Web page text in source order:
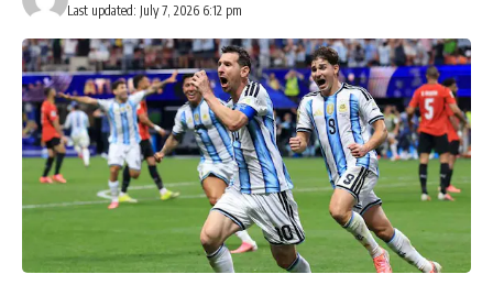
Last updated: July 7, 2026 6:12 pm